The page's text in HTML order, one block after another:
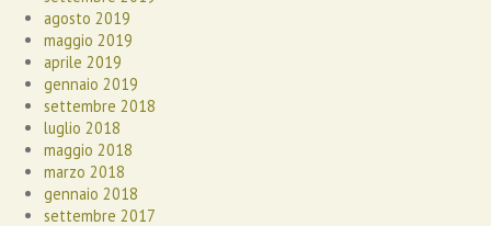
agosto 2019
maggio 2019
aprile 2019
gennaio 2019
settembre 2018
luglio 2018
maggio 2018
marzo 2018
gennaio 2018
settembre 2017